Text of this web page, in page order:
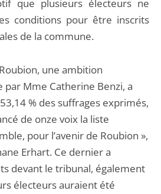
que plusieurs électeurs ne
conditions pour être inscrits
de la commune.
une ambition
par Mme Catherine Benzi, a
% des suffrages exprimés,
de onze voix la liste
pour l’avenir de Roubion »,
Erhart. Ce dernier a
devant le tribunal, également
électeurs auraient été